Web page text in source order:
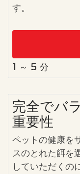
す。
1 ～ 5 分
完全でバ
重要性
ペットの健康を
スのとれた餌を
していただくの